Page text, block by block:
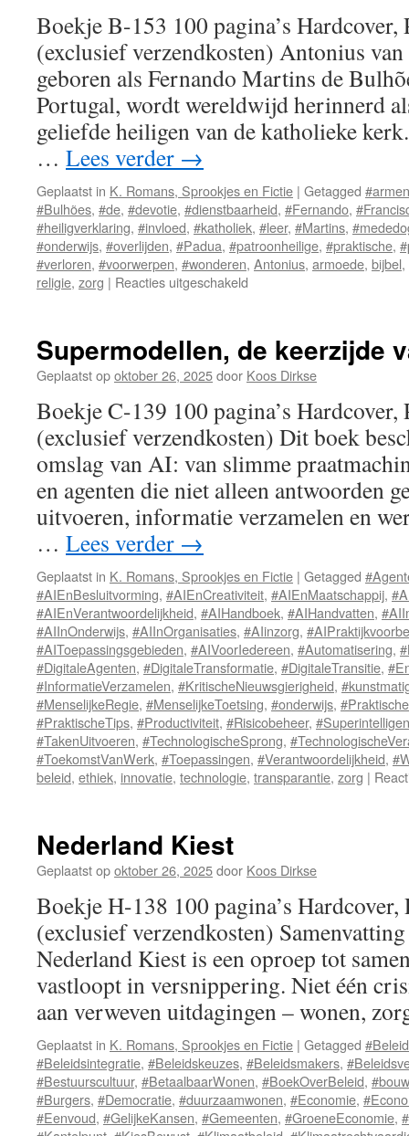
Boekje B-153 100 pagina’s
(exclusief verzendkosten) Antonius
geboren als Fernando Martins de
Portugal, wordt wereldwijd herinnerd
geliefde heiligen van de katholieke
… Lees verder →
Geplaatst in K. Romans, Sprookjes en Fictie | Getagged #armen
#Bulhões, #de, #devotie, #dienstbaarheid, #Fernando,
#heiligverklaring, #invloed, #katholiek, #leer, #Martins,
#onderwijs, #overlijden, #Padua, #patroonheilige, #praktische,
#verloren, #voorwerpen, #wonderen, Antonius, armoede, bijbel,
religie, zorg | Reacties uitgeschakeld
Padua
Supermodellen, de keerzijde
Geplaatst opoktober 26, 2025door Koos Dirkse
Boekje C-139 100 pagina’s
(exclusief verzendkosten) Dit boek
omslag van AI: van slimme
en agenten die niet alleen antwoorden
uitvoeren, informatie verzamelen en
… Lees verder →
Geplaatst in K. Romans, Sprookjes en Fictie | Getagged
#AIEnBesluitvorming, #AIEnCreativiteit, #AIEnMaatschappij,
#AIEnVerantwoordelijkheid, #AIHandboek, #AIHandvatten,
#AIInOnderwijs, #AIInOrganisaties, #AIinzorg,
#AIToepassingsgebieden, #AIVoorIedereen, #Automatisering,
#DigitaleAgenten, #DigitaleTransformatie, #DigitaleTransitie,
#InformatieVerzamelen, #KritischeNieuwsgierigheid,
#MenselijkeRegie, #MenselijkeToetsing, #onderwijs,
#PraktischeTips, #Productiviteit, #Risicobeheer,
#TakenUitvoeren, #TechnologischeSprong,
#ToekomstVanWerk, #Toepassingen, #Verantwoordelijkheid,
beleid, ethiek, innovatie, technologie, transparantie, zorg |
Nederland Kiest
Geplaatst opoktober 26, 2025door Koos Dirkse
Boekje H-138 100 pagina’s
(exclusief verzendkosten)
Nederland Kiest is een oproep tot
vastloopt in versnippering. Niet één
aan verweven uitdagingen – wonen,
Geplaatst in K. Romans, Sprookjes en Fictie | Getagged
#Beleidsintegratie, #Beleidskeuzes, #Beleidsmakers,
#Bestuurscultuur, #BetaalbaarWonen, #BoekOverBeleid,
#Burgers, #Democratie, #duurzaamwonen, #Economie,
#Eenvoud, #GelijkeKansen, #Gemeenten, #GroeneEconomie,